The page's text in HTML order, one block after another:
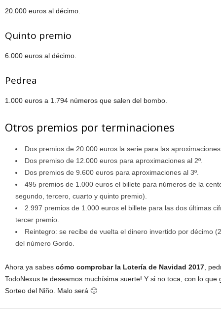
20.000 euros al décimo.
Quinto premio
6.000 euros al décimo.
Pedrea
1.000 euros a 1.794 números que salen del bombo.
Otros premios por terminaciones
Dos premios de 20.000 euros la serie para las
Dos premiso de 12.000 euros para aproximaciones al 2º.
Dos premios de 9.600 euros para aproximaciones al 3º.
495 premios de 1.000 euros el billete para números de la
segundo, tercero, cuarto y quinto premio).
2.997 premios de 1.000 euros el billete para las dos últimas
tercer premio.
Reintegro: se recibe de vuelta el dinero invertido por décimo
del número Gordo.
Ahora ya sabes cómo comprobar la Lotería de Navidad 2017 ,
TodoNexus te deseamos muchísima suerte! Y si no toca, con lo
Sorteo del Niño. Malo será 🙂